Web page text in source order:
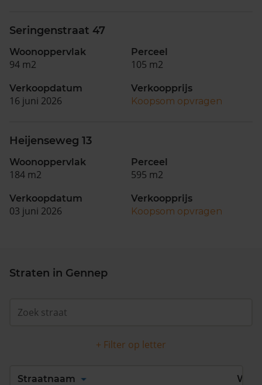
Seringenstraat 47
Woonoppervlak
94 m2
Perceel
105 m2
Verkoopdatum
16 juni 2026
Verkoopprijs
Koopsom opvragen
Heijenseweg 13
Woonoppervlak
184 m2
Perceel
595 m2
Verkoopdatum
03 juni 2026
Verkoopprijs
Koopsom opvragen
Straten in Gennep
+ Filter op letter
Alles
Straatnaam Wijk